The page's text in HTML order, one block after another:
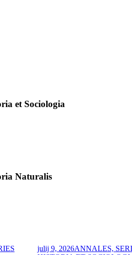
et Sociologia
Naturalis
julij 9, 2026ANNALES,